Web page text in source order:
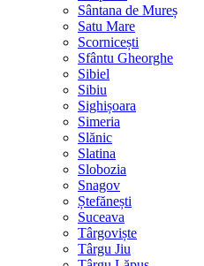
Sântana de Mureș
Satu Mare
Scornicești
Sfântu Gheorghe
Sibiel
Sibiu
Sighișoara
Simeria
Slănic
Slatina
Slobozia
Snagov
Ștefănești
Suceava
Târgoviște
Târgu Jiu